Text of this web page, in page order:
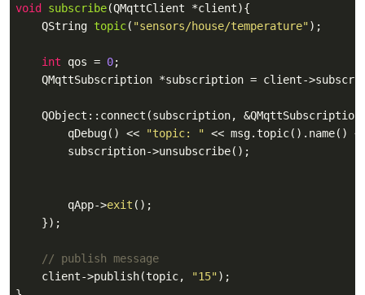
void subscribe(QMqttClient *client){
QString topic( "sensors/house/temperature") ;
int qos = 0;
QMqttSubscription *subscription = client-
QObject::connect(subscription,
        qDebug() <<
"topic: " << msg.topic().name()
        subscription->unsubscribe();
        qApp->
exit ();
    });
// publish message
    client->publish(topic,
"15");